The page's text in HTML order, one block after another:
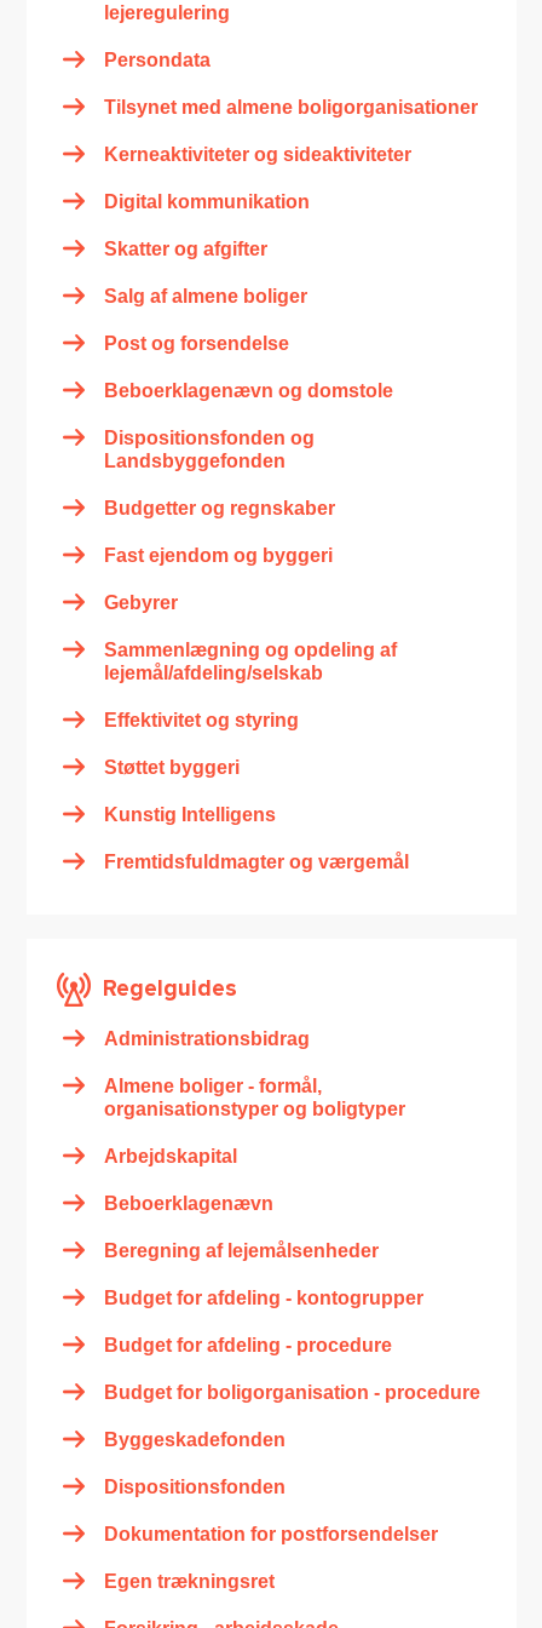
lejeregulering
Persondata
Tilsynet med almene boligorganisationer
Kerneaktiviteter og sideaktiviteter
Digital kommunikation
Skatter og afgifter
Salg af almene boliger
Post og forsendelse
Beboerklagenævn og domstole
Dispositionsfonden og
Landsbyggefonden
Budgetter og regnskaber
Fast ejendom og byggeri
Gebyrer
Sammenlægning og opdeling af
lejemål/afdeling/selskab
Effektivitet og styring
Støttet byggeri
Kunstig Intelligens
Fremtidsfuldmagter og værgemål
Regelguides
Administrationsbidrag
Almene boliger - formål,
organisationstyper og boligtyper
Arbejdskapital
Beboerklagenævn
Beregning af lejemålsenheder
Budget for afdeling - kontogrupper
Budget for afdeling - procedure
Budget for boligorganisation - procedure
Byggeskadefonden
Dispositionsfonden
Dokumentation for postforsendelser
Egen trækningsret